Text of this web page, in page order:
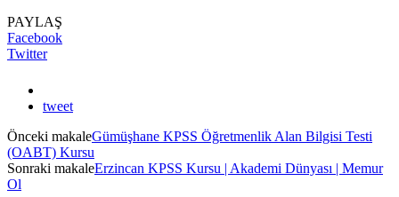
PAYLAŞ
Facebook
Twitter
tweet
Önceki makaleGümüşhane KPSS Öğretmenlik Alan Bilgisi Testi
(OABT) Kursu
Sonraki makaleErzincan KPSS Kursu | Akademi Dünyası | Memur
Ol